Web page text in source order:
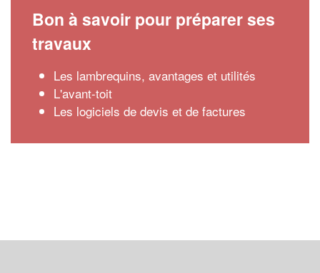
Bon à savoir pour préparer ses
travaux
Les lambrequins, avantages et utilités
L'avant-toit
Les logiciels de devis et de factures